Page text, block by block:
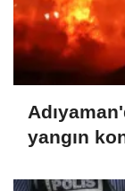
yangın